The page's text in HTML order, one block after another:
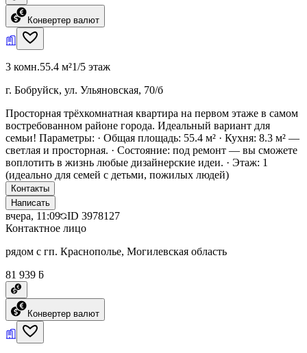
Конвертер валют
3 комн.55.4 м²1/5 этаж
г. Бобруйск, ул. Ульяновская, 70/б
Просторная трёхкомнатная квартира на первом этаже в самом
востребованном районе города. Идеальный вариант для
семьи! Параметры: · Общая площадь: 55.4 м² · Кухня: 8.3 м² —
светлая и просторная. · Состояние: под ремонт — вы сможете
воплотить в жизнь любые дизайнерские идеи. · Этаж: 1
(идеально для семей с детьми, пожилых людей)
Контакты
Написать
вчера, 11:09 ID 3978127
Контактное лицо
рядом с гп. Краснополье, Могилевская область
81 939 ƃ
Конвертер валют